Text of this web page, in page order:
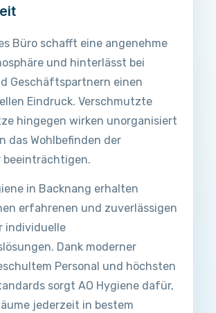
Büro schafft eine angenehme
und hinterlässt bei
Geschäftspartnern einen
Eindruck. Verschmutzte
hingegen wirken unorganisiert
das Wohlbefinden der
beeinträchtigen.
in Backnang erhalten
erfahrenen und zuverlässigen
individuelle
Dank moderner
Personal und höchsten
sorgt AO Hygiene dafür,
jederzeit in bestem